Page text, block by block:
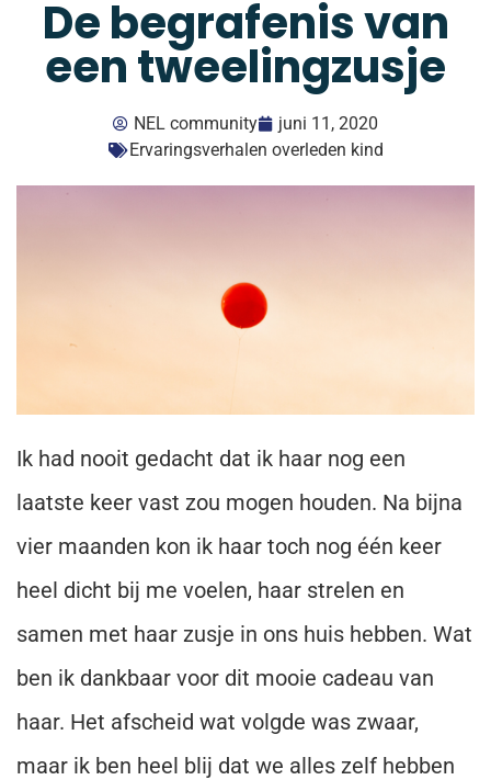
De begrafenis van
een tweelingzusje
NEL community
juni 11, 2020
Ervaringsverhalen overleden kind
Ik had nooit gedacht dat ik haar nog een
laatste keer vast zou mogen houden. Na bijna
vier maanden kon ik haar toch nog één keer
heel dicht bij me voelen, haar strelen en
samen met haar zusje in ons huis hebben. Wat
ben ik dankbaar voor dit mooie cadeau van
haar. Het afscheid wat volgde was zwaar,
maar ik ben heel blij dat we alles zelf hebben